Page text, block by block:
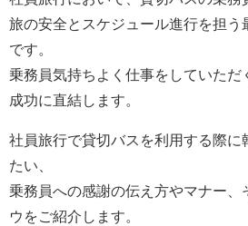
旅の安全とスケジュール進行を担う
です。
乗務員気持ちよく仕事をしていただ
成功に直結します。
社員旅行で貸切バスを利用する際に
たい、
乗務員への感謝の伝え方やマナー、
ウをご紹介します。